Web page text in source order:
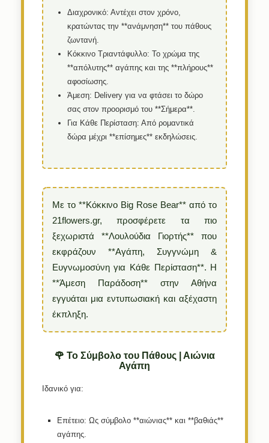
Διαχρονικό: Αντέχει στον χρόνο,
κρατώντας την **ανάμνηση** του πάθους
ζωντανή.
Κόκκινο Τριαντάφυλλο: Το χρώμα της
**απόλυτης** αγάπης και της **πλήρους**
αφοσίωσης.
Άμεση: Delivery για να φτάσει το δώρο
σας στον προορισμό του **Σήμερα**.
Για Κάθε Περίσταση: Από ρομαντικά
δώρα μέχρι **επίσημες** εκδηλώσεις.
Με το **Κόκκινο Big Rose Bear** από το
21flowers.gr, προσφέρετε τα πιο
ξεχωριστά **Λουλούδια Γιορτής** που
εκφράζουν **Αγάπη, Συγγνώμη &
Ευγνωμοσύνη για Κάθε Περίσταση**. Η
**Άμεση Παράδοση** στην Αθήνα
εγγυάται μια εντυπωσιακή και αξέχαστη
έκπληξη.
🌹 Το Σύμβολο του Πάθους | Αιώνια
Αγάπη
Ιδανικό για:
Επέτειο: Ως σύμβολο **αιώνιας** και **βαθιάς**
αγάπης.